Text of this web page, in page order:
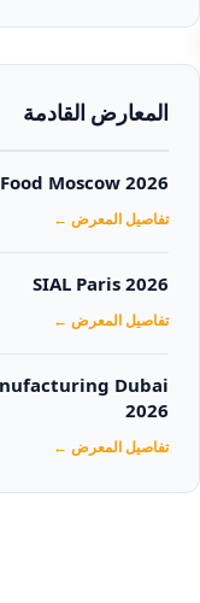
المعارض القادمة
Moscow 2026
تفاصيل المعرض ←
SIAL Paris 2026
تفاصيل المعرض ←
Dubai
2026‏
تفاصيل المعرض ←